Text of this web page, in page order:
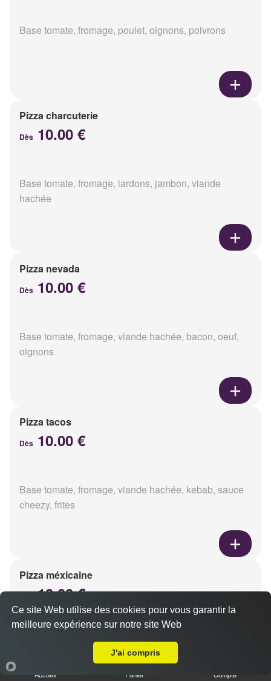
Base tomate, fromage, poulet, oignons, poivrons
Pizza charcuterie
Dès 10.00 €
Base tomate, fromage, lardons, jambon, viande
hachée
Pizza nevada
Dès 10.00 €
Base tomate, fromage, viande hachée, bacon, oeuf,
oignons
Pizza tacos
Dès 10.00 €
Base tomate, fromage, viande hachée, kebab, sauce
cheezy, frites
Pizza méxicaine
10.00 €
Base sauce barbecue, fromage, viande hachée,
Accueil Panier Compte
Ce site Web utilise des cookies pour vous garantir la
meilleure expérience sur notre site Web
J'ai compris